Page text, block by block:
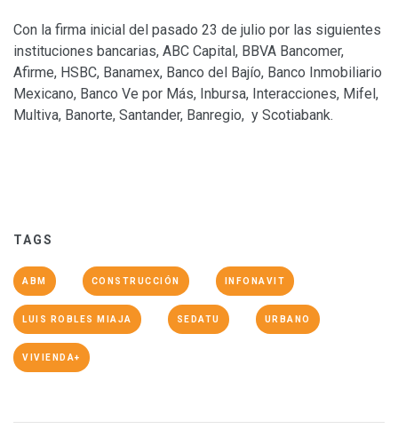
Con la firma inicial del pasado 23 de julio por las siguientes
instituciones bancarias, ABC Capital, BBVA Bancomer,
Afirme, HSBC, Banamex, Banco del Bajío, Banco Inmobiliario
Mexicano, Banco Ve por Más, Inbursa, Interacciones, Mifel,
Multiva, Banorte, Santander, Banregio, y Scotiabank.
TAGS
ABM CONSTRUCCIÓN INFONAVIT
LUIS ROBLES MIAJA SEDATU URBANO
VIVIENDA+